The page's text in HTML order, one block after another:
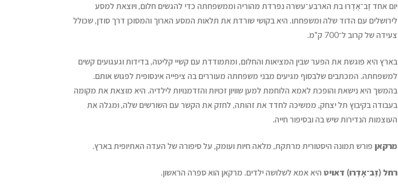
יום אחד זֶב־אָדֶרוּ בת הארבע־עשרה נפרדת מהוריה וממשפחתה כדי להגשים חלום, ויוצאת למסע
לירושלים עם הדוד שלה ומשפחתו. היא בקושי שורדת את תלאות המסע הארוך והמסוכן דרך סודן, שכולל
צעידה של קרוב ל־700 ק"מ.
בארץ היא פוגשת את הפער שבין המציאות והחלום, ומתמודדת עם קשיי קליטה, בדידות וגעגועים קשים
למשפחתה. המכתבים שלבסוף מגיעים מבני משפחתה מעוררים בה ציפייה אינסופית לפגוש אותם.
בהמשך היא נישאת והופכת לאמא הלוחמת למען שוויון זכויות והזדמנויות לילדיה. היא מוצאת את מקומה
בעבודה בקיבוץ תל יצחק, ממשיכה לחדד את זהותה, לחזק את הקשר עם השורשים שלה, ומגלה את
העוצמות הנדירות שיש בה ובסיפור חייה.
מרקאן פורש תמונה היסטורית מרתקת, מלאה חיות ועומק, על סיפורה של העדה האתיופית בארץ.
רחל (זֶב־אָדֶרוּ) דאויט היא אמא לשלושה ילדים. מרקאן הוא ספרה הראשון.